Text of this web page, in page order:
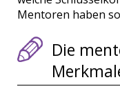
Mentoren haben
Die